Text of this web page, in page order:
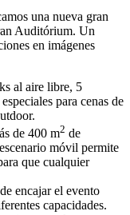
una nueva gran
Auditórium. Un
en imágenes
al aire libre, 5
para cenas de
de 400 m2 de
móvil permite
que cualquier
encajar el evento
capacidades.